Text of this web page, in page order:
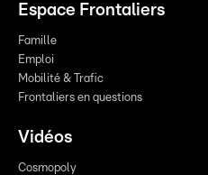
Espace Frontaliers
Famille
Emploi
Mobilité & Trafic
Frontaliers en questions
Vidéos
Cosmopoly